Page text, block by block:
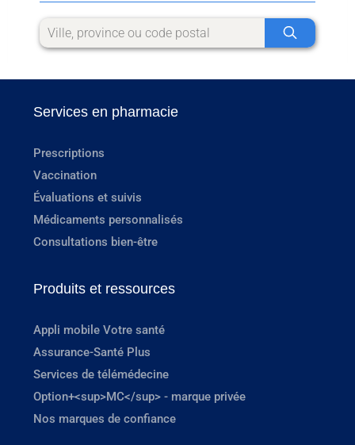
Services en pharmacie
Prescriptions
Vaccination
Évaluations et suivis
Médicaments personnalisés
Consultations bien-être
Produits et ressources
Appli mobile Votre santé
Assurance-Santé Plus
Services de télémédecine
Option+<sup>MC</sup> - marque privée
Nos marques de confiance